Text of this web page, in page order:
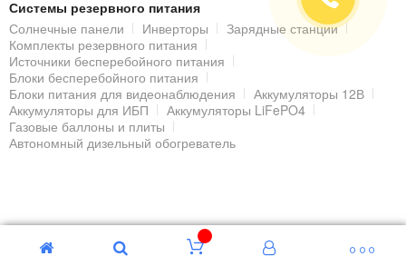
Системы резервного питания
Солнечные панели
Инверторы
Зарядные станции
Комплекты резервного питания
Источники бесперебойного питания
Блоки бесперебойного питания
Блоки питания для видеонаблюдения
Аккумуляторы 12В
Аккумуляторы для ИБП
Аккумуляторы LiFePO4
Газовые баллоны и плиты
Автономный дизельный обогреватель